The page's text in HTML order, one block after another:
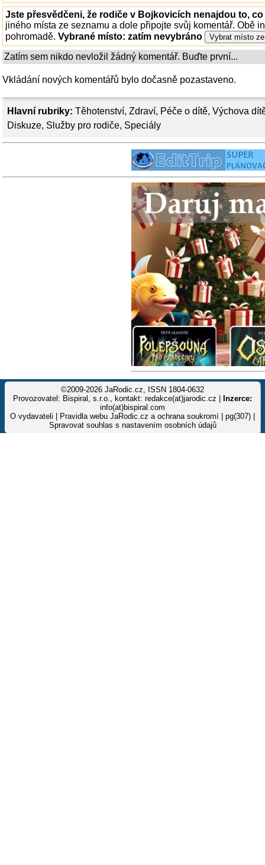
Hlavní rubriky: Těhotenství, Zdraví, Péče o dítě, Výchova
Diskuze, Služby pro rodiče, Speciály
Jste přesvědčeni, že rodiče v Bojkovicích nenajdou to,
jiného místa ze seznamu a dole připojte svůj komentář. Obě
pohromadě. Vybrané místo: zatím nevybráno
Zatím sem nikdo nevložil žádný komentář. Buďte první...
Vkládání nových komentářů bylo dočasně pozastaveno.
©2009-2026 JaRodic.cz, ISSN 1804-0632
Provozovatel: Bispiral, s.r.o., kontakt: redakce(at)jarodic.cz |
Inzerce:
info(at)bispiral.com
O vydavateli
Pravidla webu JaRodic.cz a ochrana soukromí | pg(307) |
Spravovat souhlas s nastavením osobních údajů